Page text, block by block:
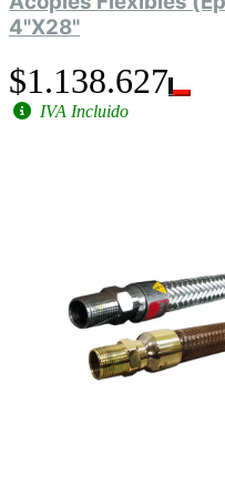
4"X28"
$1.138.627
IVA Incluido